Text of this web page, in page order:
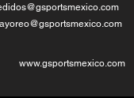
www.gsportsmexico.com